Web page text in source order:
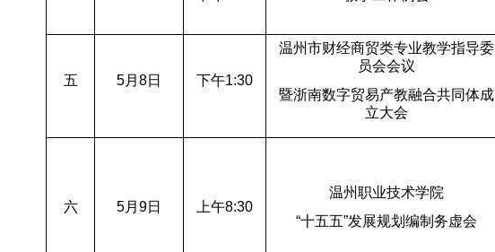
五 5月8日 下午1:30
温州市财经商贸类专业教学指导委
员会会议
暨浙南数字贸易产教融合共同体成
立大会
六 5月9日 上午8:30
温州职业技术学院
“十五五”发展规划编制务虚会